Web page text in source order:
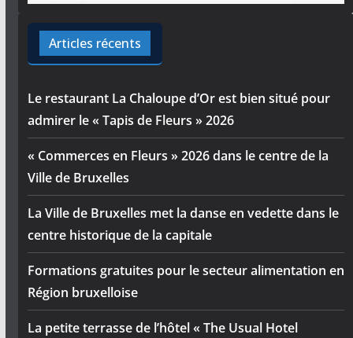
Articles récents
Le restaurant La Chaloupe d’Or est bien situé pour
admirer le « Tapis de Fleurs » 2026
« Commerces en Fleurs » 2026 dans le centre de la
Ville de Bruxelles
La Ville de Bruxelles met la danse en vedette dans le
centre historique de la capitale
Formations gratuites pour le secteur alimentation en
Région bruxelloise
La petite terrasse de l’hôtel « The Usual Hotel